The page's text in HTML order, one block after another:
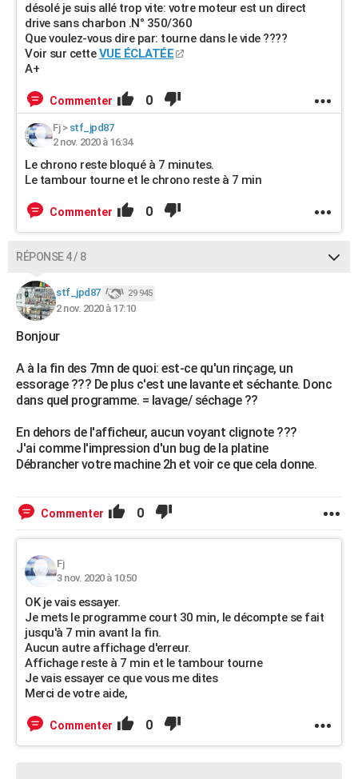
désolé je suis allé trop vite: votre moteur est un direct
drive sans charbon .N° 350/360
Que voulez-vous dire par: tourne dans le vide ????
Voir sur cetteVUE ÉCLATÉE
A+
Commenter 0
Fj> stf_jpd87
2 nov. 2020 à 16:34
Le chrono reste bloqué à 7 minutes.
Le tambour tourne et le chrono reste à 7 min
Commenter 0
RÉPONSE 4 / 8
stf_jpd87 29 945
2 nov. 2020 à 17:10
Bonjour
A à la fin des 7mn de quoi: est-ce qu'un rinçage, un
essorage ??? De plus c'est une lavante et séchante. Donc
dans quel programme. = lavage/ séchage ??
En dehors de l'afficheur, aucun voyant clignote ???
J'ai comme l'impression d'un bug de la platine
Débrancher votre machine 2h et voir ce que cela donne.
Commenter 0
Fj
3 nov. 2020 à 10:50
OK je vais essayer.
Je mets le programme court 30 min, le décompte se fait
jusqu'à 7 min avant la fin.
Aucun autre affichage d'erreur.
Affichage reste à 7 min et le tambour tourne
Je vais essayer ce que vous me dites
Merci de votre aide,
Commenter 0